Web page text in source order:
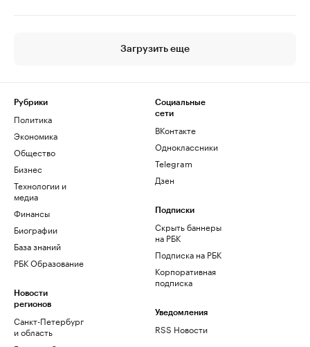
Загрузить еще
Рубрики
Политика
Экономика
Общество
Бизнес
Технологии и
медиа
Финансы
Биографии
База знаний
РБК Образование
Новости
регионов
Санкт-Петербург
и область
Социальные
сети
ВКонтакте
Одноклассники
Telegram
Дзен
Подписки
Скрыть баннеры
на РБК
Подписка на РБК
Корпоративная
подписка
Уведомления
RSS Новости